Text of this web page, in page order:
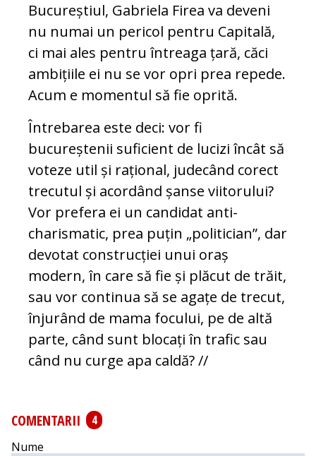
Bucureștiul, Gabriela Firea va deveni
nu numai un pericol pentru Capitală,
ci mai ales pentru întreaga țară, căci
ambițiile ei nu se vor opri prea repede.
Acum e momentul să fie oprită.
Întrebarea este deci: vor fi
bucureștenii suficient de lucizi încât să
voteze util și rațional, judecând corect
trecutul și acordând șanse viitorului?
Vor prefera ei un candidat anti-
charismatic, prea puțin „politician”, dar
devotat construcției unui oraș
modern, în care să fie și plăcut de trăit,
sau vor continua să se agațe de trecut,
înjurând de mama focului, pe de altă
parte, când sunt blocați în trafic sau
când nu curge apa caldă? //
COMENTARII
4
Nume